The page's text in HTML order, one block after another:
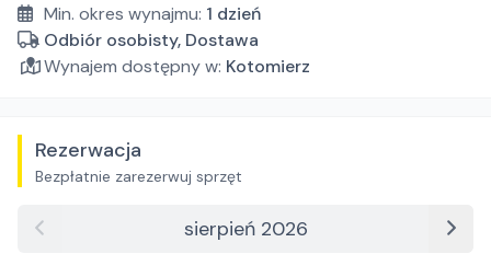
Min. okres wynajmu: 1 dzień
Odbiór osobisty, Dostawa
Wynajem dostępny w: Kotomierz
Rezerwacja
Bezpłatnie zarezerwuj sprzęt
sierpień 2026